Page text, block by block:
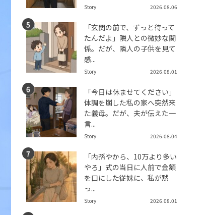
Story 2026.08.06
「玄関の前で、ずっと待って
たんだよ」隣人との微妙な関
係。だが、隣人の子供を見て
感...
Story 2026.08.01
「今日は休ませてください」
体調を崩した私の家へ突然来
た義母。だが、夫が伝えた一
言...
Story 2026.08.04
「内孫やから、10万より多い
やろ」式の当日に人前で金額
を口にした従妹に、私が黙
っ...
Story 2026.08.01